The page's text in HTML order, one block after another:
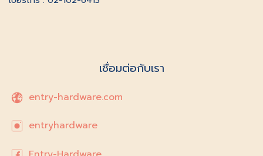
เชื่อมต่อกับเรา
entry-hardware.com
entryhardware